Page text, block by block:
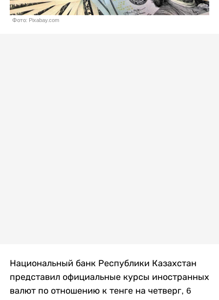
Фото: Pixabay.com
Национальный банк Республики Казахстан
представил официальные курсы иностранных
валют по отношению к тенге на четверг, 6